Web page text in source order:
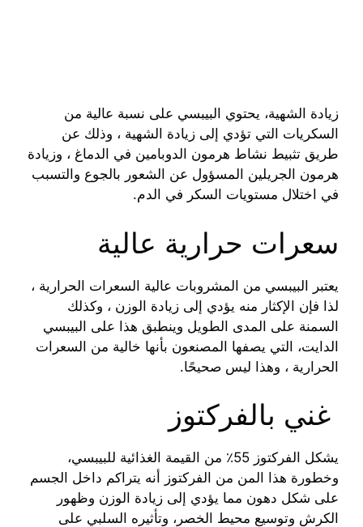
زيادة الشهية، يحتوي البيبسي على نسبة عالية من
السكريات التي تؤدي إلى زيادة الشهية ، وذلك عن
طريق تثبيط نشاط هرمون الدوبامين في الدماغ ، وزيادة
هرمون الجريلين المسؤول عن الشعور بالجوع والتسبب
في اختلال مستويات السكر في الدم.
سعرات حرارية عالية
يعتبر البيبسي من المشروبات عالية السعرات الحرارية ،
لذا فإن الإكثار منه يؤدي إلى زيادة الوزن ، وكذلك
السمنة على المدى الطويل وينطبق هذا على البيبسي
الدايت، التي يصفها المصنعون بأنها خالية من السعرات
الحرارية ، وهذا ليس صحيحًا.
غني بالفركتوز
يشكل الفركتوز 55٪ من القيمة الغذائية للبيبسي،
وخطورة هذا المن من الفركتوز أنه يتراكم داخل الجسم
على شكل دهون مما يؤدي إلى زيادة الوزن وظهور
الكرش وتوسيع محيط الخصر، وتأثيره السلبي على